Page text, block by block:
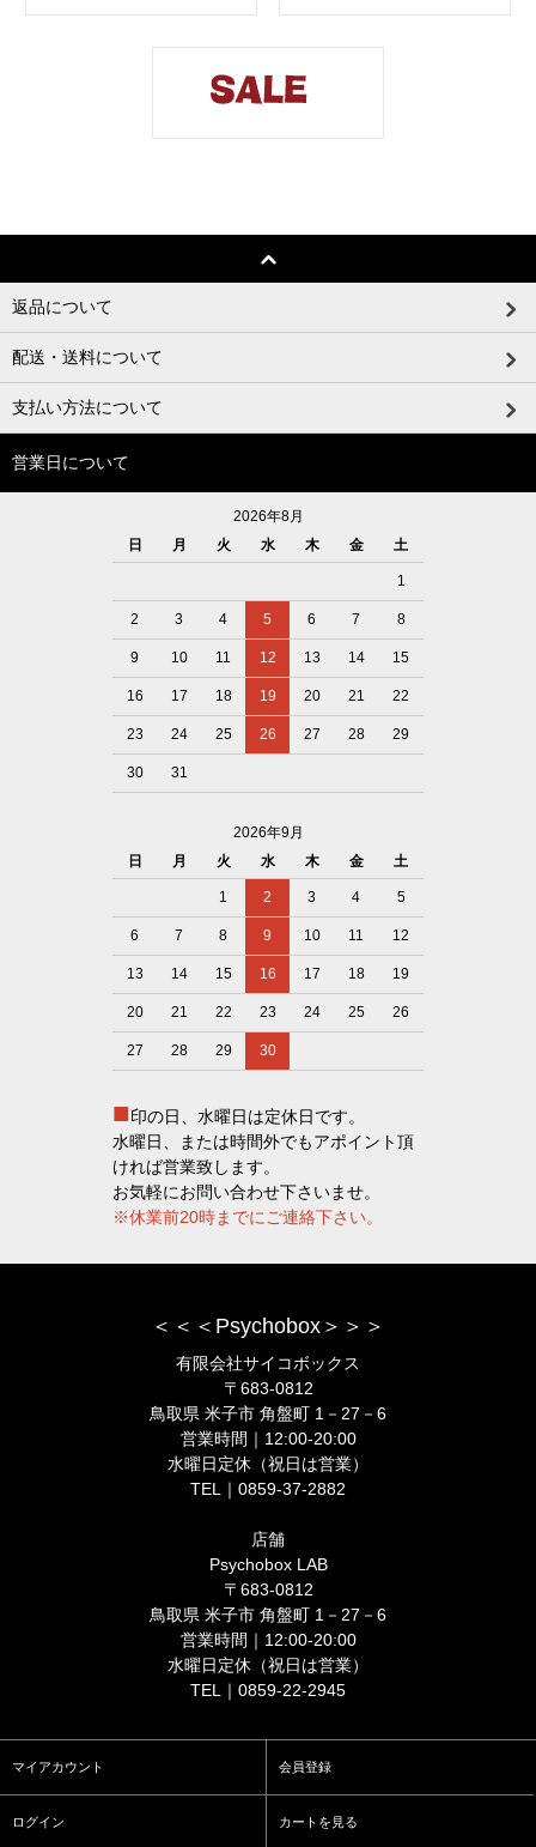
返品について
配送・送料について
支払い方法について
営業日について
2026年8月
日
月 火 水 木 金 土
1
2 3 4 5 6 7 8
9 10 11 12 13 14 15
16 17 18 19 20 21 22
23 24 25 26 27 28 29
30 31
2026年9月
日
月 火 水 木 金 土
1 2 3 4 5
6 7 8 9 10 11 12
13 14 15 16 17 18 19
20 21 22 23 24 25 26
27 28 29 30
■印の日、水曜日は定休日です。
水曜日、または時間外でもアポイント頂
ければ営業致します。
お気軽にお問い合わせ下さいませ。
※休業前20時までにご連絡下さい。
＜＜＜Psychobox＞＞＞
有限会社サイコボックス
〒683-0812
鳥取県 米子市 角盤町 1－27－6
営業時間｜12:00-20:00
水曜日定休（祝日は営業）
TEL｜0859-37-2882
店舗
Psychobox LAB
〒683-0812
鳥取県 米子市 角盤町 1－27－6
営業時間｜12:00-20:00
水曜日定休（祝日は営業）
TEL｜0859-22-2945
マイアカウント 会員登録
ログイン カートを見る